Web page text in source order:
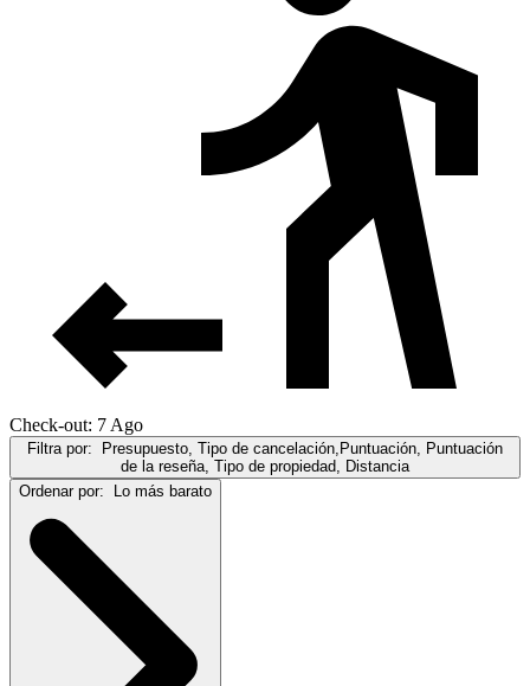
Check-out: 7 Ago
Filtra por: Presupuesto, Tipo de cancelación,Puntuación, Puntuación
de la reseña, Tipo de propiedad, Distancia
Ordenar por: Lo más barato